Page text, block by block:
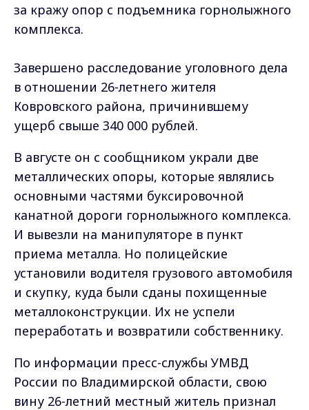
за кражу опор с подъемника горнолыжного
комплекса.
Завершено расследование уголовного дела
в отношении 26-летнего жителя
Ковровского района, причинившему
ущерб свыше 340 000 рублей.
В августе он с сообщником украли две
металлических опоры, которые являлись
основными частями буксировочной
канатной дороги горнолыжного комплекса.
И вывезли на манипуляторе в пункт
приема металла. Но полицейские
установили водителя грузового автомобиля
и скупку, куда были сданы похищенные
металлоконструкции. Их не успели
переработать и возвратили собственнику.
По информации пресс-службы УМВД
России по Владимирской области, свою
вину 26-летний местный житель признал